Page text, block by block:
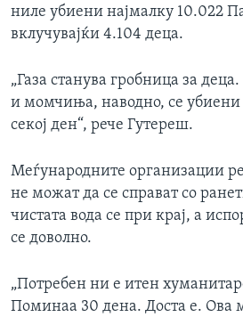
ниле убиени најмалку 10.022
вклучувајќи 4.104 деца.
„Газа станува гробница за
и момчиња, наводно, се
секој ден“, рече Гутереш.
Меѓународните организации
не можат да се справат со
чистата вода се при крај, а
се доволно.
„Потребен ни е итен
Поминаа 30 дена. Доста е. Ова